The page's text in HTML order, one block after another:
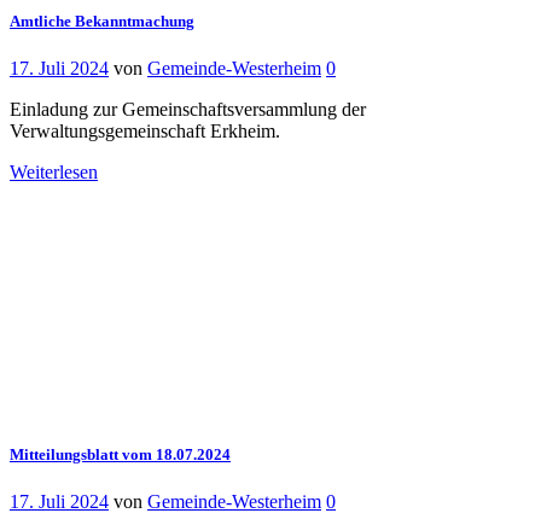
Amtliche Bekanntmachung
17. Juli 2024 von Gemeinde-Westerheim 0
Einladung zur Gemeinschaftsversammlung der
Verwaltungsgemeinschaft Erkheim.
Weiterlesen
Mitteilungsblatt vom 18.07.2024
17. Juli 2024 von Gemeinde-Westerheim 0